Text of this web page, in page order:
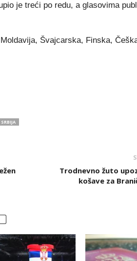
je treći po redu, a glasovima
Švajcarska, Finska,
SRBIJA
Trodnevno žuto
košave za